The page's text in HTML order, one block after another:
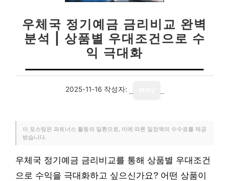
우체국 정기예금 금리비교 완벽
분석 | 상품별 우대조건으로 수
익 극대화
2025-11-16 작성자:
이 포스팅은 파트너스 활동의 일환으로, 이에 따른 일정액의 수수료를 제공
받습니다.
우체국 정기예금 금리비교를 통해 상품별 우대조건
으로 수익을 극대화하고 싶으신가요? 어떤 상품이